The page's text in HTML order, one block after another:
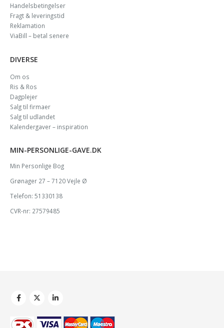
Handelsbetingelser
Fragt & leveringstid
Reklamation
ViaBill – betal senere
DIVERSE
Om os
Ris & Ros
Dagplejer
Salg til firmaer
Salg til udlandet
Kalendergaver – inspiration
MIN-PERSONLIGE-GAVE.DK
Min Personlige Bog
Grønager 27 – 7120 Vejle Ø
Telefon: 51330138
CVR-nr: 27579485